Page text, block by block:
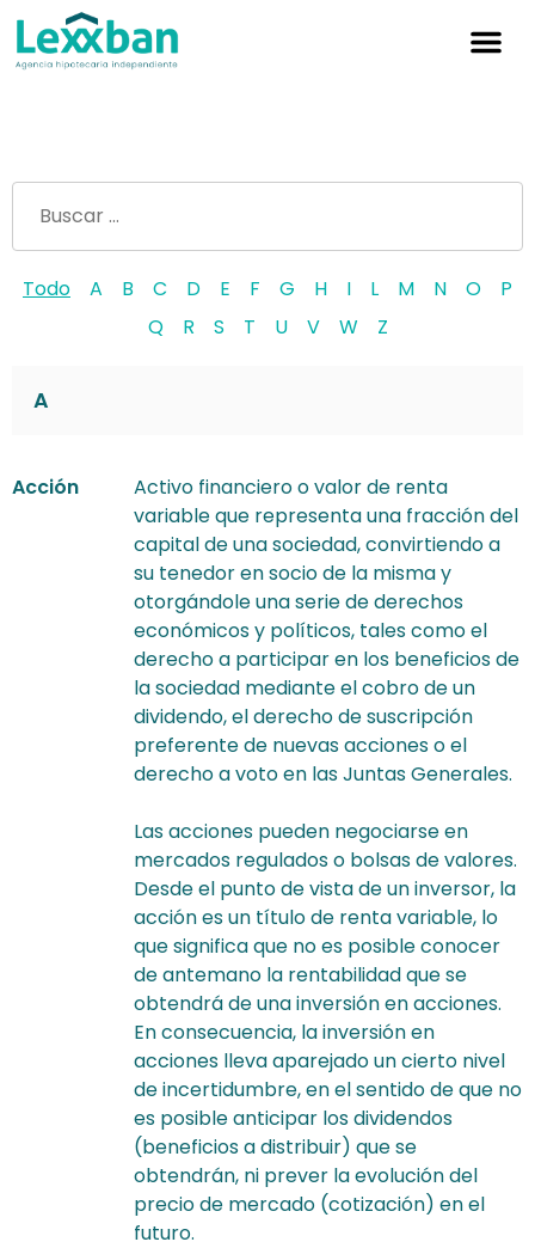
Todo A B C D E F G H I L M N O
P
Q
R S T U V W Z
A
Acción
Activo financiero o valor de renta
variable que representa una fracción del
capital de una sociedad, convirtiendo a
su tenedor en socio de la misma y
otorgándole una serie de derechos
económicos y políticos, tales como el
derecho a participar en los beneficios de
la sociedad mediante el cobro de un
dividendo, el derecho de suscripción
preferente de nuevas acciones o el
derecho a voto en las Juntas Generales.
Las acciones pueden negociarse en
mercados regulados o bolsas de valores.
Desde el punto de vista de un inversor, la
acción es un título de renta variable, lo
que significa que no es posible conocer
de antemano la rentabilidad que se
obtendrá de una inversión en acciones.
En consecuencia, la inversión en
acciones lleva aparejado un cierto nivel
de incertidumbre, en el sentido de que no
es posible anticipar los dividendos
(beneficios a distribuir) que se
obtendrán, ni prever la evolución del
precio de mercado (cotización) en el
futuro.